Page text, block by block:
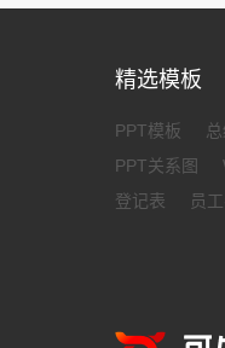
精选模板
PPT模板
PPT关系图
登记表
员